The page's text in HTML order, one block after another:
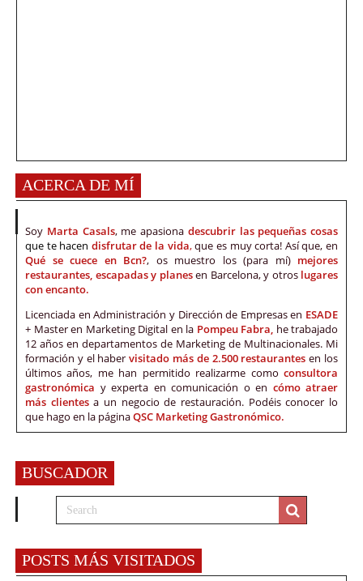
ACERCA DE MÍ
Soy Marta Casals, me apasiona descubrir las pequeñas cosas
que te hacen disfrutar de la vida,que es muy corta! Así que, en
Qué se cuece en Bcn?, os muestro los (para mí) mejores
restaurantes, escapadas y planesen Barcelona, y otros lugares
con encanto.
Licenciada en Administración y Dirección de Empresas en ESADE
+ Master en Marketing Digital en la Pompeu Fabra, he trabajado
12 años en departamentos de Marketing de Multinacionales. Mi
formación y el habervisitado más de 2.500 restaurantes en los
últimos años, me han permitido realizarme como consultora
gastronómica y experta en comunicación o en cómo atraer
más clientes a un negocio de restauración. Podéis conocer lo
que hago en la páginaQSC Marketing Gastronómico.
BUSCADOR
POSTS MÁS VISITADOS